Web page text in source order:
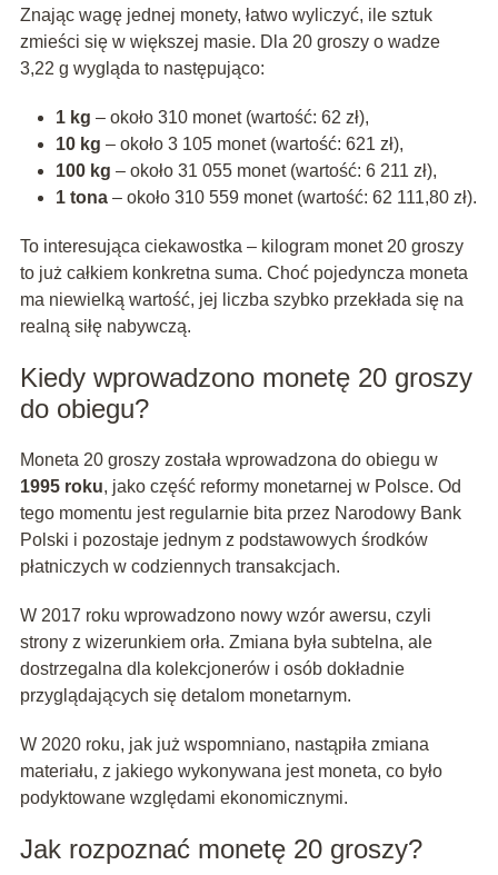
Znając wagę jednej monety, łatwo wyliczyć, ile sztuk
zmieści się w większej masie. Dla 20 groszy o wadze
3,22 g wygląda to następująco:
1 kg – około 310 monet (wartość: 62 zł),
10 kg – około 3 105 monet (wartość: 621 zł),
100 kg – około 31 055 monet (wartość: 6 211 zł),
1 tona– około 310 559 monet (wartość: 62 111,80 zł).
To interesująca ciekawostka – kilogram monet 20 groszy
to już całkiem konkretna suma. Choć pojedyncza moneta
ma niewielką wartość, jej liczba szybko przekłada się na
realną siłę nabywczą.
Kiedy wprowadzono monetę 20 groszy
do obiegu?
Moneta 20 groszy została wprowadzona do obiegu w
1995 roku, jako część reformy monetarnej w Polsce. Od
tego momentu jest regularnie bita przez Narodowy Bank
Polski i pozostaje jednym z podstawowych środków
płatniczych w codziennych transakcjach.
W 2017 roku wprowadzono nowy wzór awersu, czyli
strony z wizerunkiem orła. Zmiana była subtelna, ale
dostrzegalna dla kolekcjonerów i osób dokładnie
przyglądających się detalom monetarnym.
W 2020 roku, jak już wspomniano, nastąpiła zmiana
materiału, z jakiego wykonywana jest moneta, co było
podyktowane względami ekonomicznymi.
Jak rozpoznać monetę 20 groszy?